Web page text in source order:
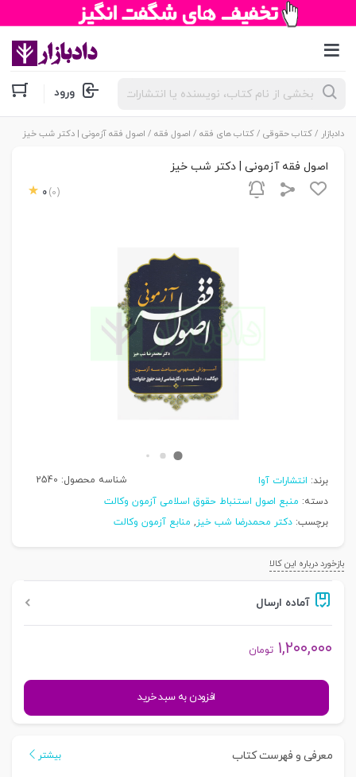
جستجوی
محصولات ورود
دادبازار /کتاب حقوقی /کتاب های فقه / اصول فقه / اصول فقه آزمونی | دکتر شب خیز
اصول فقه آزمونی | دکتر شب خیز
0 (0)
برند: انتشارات آوا شناسه محصول: 2540
دسته: منبع اصول استنباط حقوق اسلامی آزمون وکالت
برچسب: دکتر محمدرضا شب خیز, منابع آزمون وکالت
بازخورد درباره این کالا
آماده ارسال
۱,۲۰۰,۰۰۰ تومان
اصول
فقه
افزودن به سبد خرید
معرفی و فهرست کتاب بیشتر